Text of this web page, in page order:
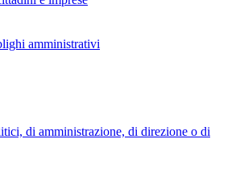
amministrativi
di amministrazione, di direzione o di